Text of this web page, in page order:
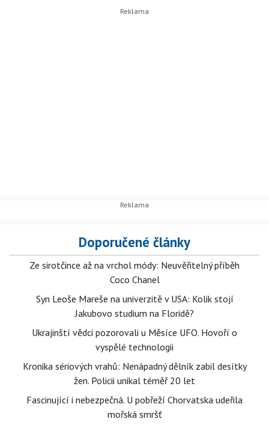
Doporučené články
Ze sirotčince až na vrchol módy: Neuvěřitelný příběh
Coco Chanel
Syn Leoše Mareše na univerzitě v USA: Kolik stojí
Jakubovo studium na Floridě?
Ukrajinští vědci pozorovali u Měsíce UFO. Hovoří o
vyspělé technologii
Kronika sériových vrahů: Nenápadný dělník zabil desítky
žen. Policii unikal téměř 20 let
Fascinující i nebezpečná. U pobřeží Chorvatska udeřila
mořská smršť